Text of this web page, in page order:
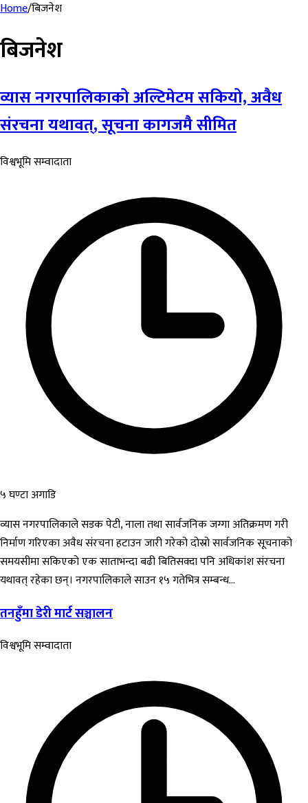
Home/बिजनेश
बिजनेश
व्यास नगरपालिकाको अल्टिमेटम सकियो, अवैध
संरचना यथावत्, सूचना कागजमै सीमित
विश्वभूमि सम्वादाता
५ घण्टा अगाडि
व्यास नगरपालिकाले सडक पेटी, नाला तथा सार्वजनिक जग्गा अतिक्रमण गरी
निर्माण गरिएका अवैध संरचना हटाउन जारी गरेको दोस्रो सार्वजनिक सूचनाको
समयसीमा सकिएको एक साताभन्दा बढी बितिसक्दा पनि अधिकांश संरचना
यथावत् रहेका छन्। नगरपालिकाले साउन १५ गतेभित्र सम्बन्ध...
तनहुँमा डेरी मार्ट सञ्चालन
विश्वभूमि सम्वादाता